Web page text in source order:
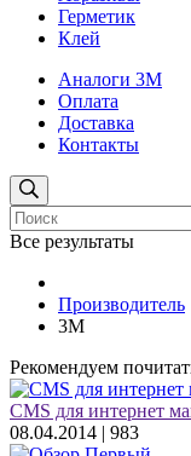
Герметик
Клей
Аналоги 3М
Оплата
Доставка
Контакты
Все результаты
Производитель
3М
Рекомендуем
CMS для интернет
08.04.2014 | 983